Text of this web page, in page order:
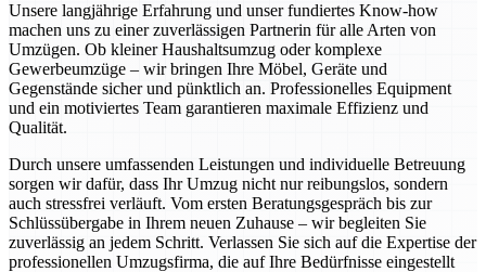
Unsere langjährige Erfahrung und unser fundiertes Know-how
machen uns zu einer zuverlässigen Partnerin für alle Arten von
Umzügen. Ob kleiner Haushaltsumzug oder komplexe
Gewerbeumzüge – wir bringen Ihre Möbel, Geräte und
Gegenstände sicher und pünktlich an. Professionelles Equipment
und ein motiviertes Team garantieren maximale Effizienz und
Qualität.
Durch unsere umfassenden Leistungen und individuelle Betreuung
sorgen wir dafür, dass Ihr Umzug nicht nur reibungslos, sondern
auch stressfrei verläuft. Vom ersten Beratungsgespräch bis zur
Schlüssübergabe in Ihrem neuen Zuhause – wir begleiten Sie
zuverlässig an jedem Schritt. Verlassen Sie sich auf die Expertise der
professionellen Umzugsfirma, die auf Ihre Bedürfnisse eingestellt